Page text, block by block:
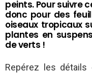
peints. Pour suivre
donc pour des
oiseaux tropicaux
plantes en
de verts !
Repérez les